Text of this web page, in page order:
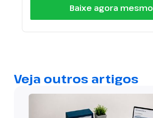
Baixe agora mesmo
Veja outros artigos